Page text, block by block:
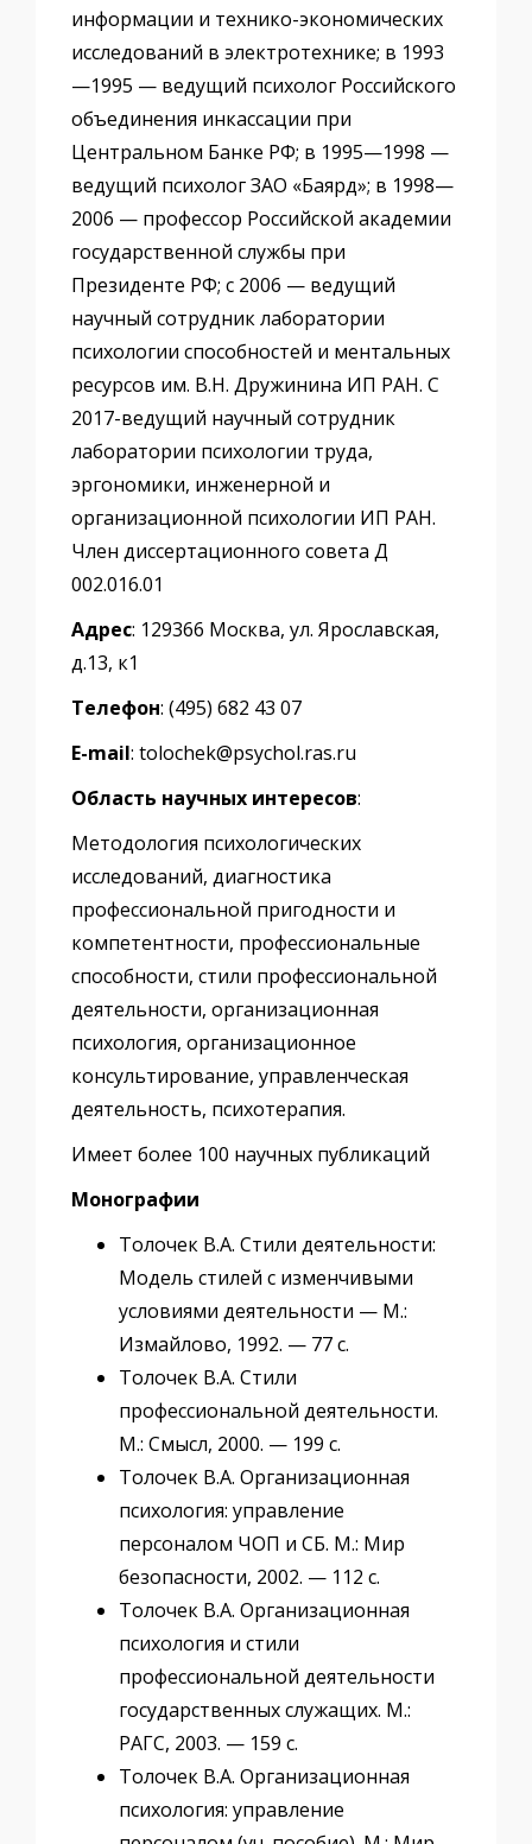
информации и технико-экономических
исследований в электротехнике; в 1993
—1995 — ведущий психолог Российского
объединения инкассации при
Центральном Банке РФ; в 1995—1998 —
ведущий психолог ЗАО «Баярд»; в 1998—
2006 — профессор Российской академии
государственной службы при
Президенте РФ; с 2006 — ведущий
научный сотрудник лаборатории
психологии способностей и ментальных
ресурсов им. В.Н. Дружинина ИП РАН. С
2017-ведущий научный сотрудник
лаборатории психологии труда,
эргономики, инженерной и
организационной психологии ИП РАН.
Член диссертационного совета Д
002.016.01
Адрес: 129366 Москва, ул. Ярославская,
д.13, к1
Телефон: (495) 682 43 07
E-mail: tolochek@psychol.ras.ru
Область научных интересов:
Методология психологических
исследований, диагностика
профессиональной пригодности и
компетентности, профессиональные
способности, стили профессиональной
деятельности, организационная
психология, организационное
консультирование, управленческая
деятельность, психотерапия.
Имеет более 100 научных публикаций
Монографии
Толочек В.А. Стили деятельности:
Модель стилей с изменчивыми
условиями деятельности — М.:
Измайлово, 1992. — 77 с.
Толочек В.А. Стили
профессиональной деятельности.
М.: Смысл, 2000. — 199 с.
Толочек В.А. Организационная
психология: управление
персоналом ЧОП и СБ. М.: Мир
безопасности, 2002. — 112 с.
Толочек В.А. Организационная
психология и стили
профессиональной деятельности
государственных служащих. М.:
РАГС, 2003. — 159 с.
Толочек В.А. Организационная
психология: управление